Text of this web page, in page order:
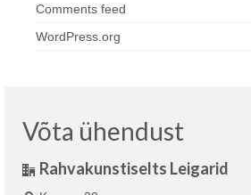
Comments feed
WordPress.org
Võta ühendust
Rahvakunstiselts Leigarid